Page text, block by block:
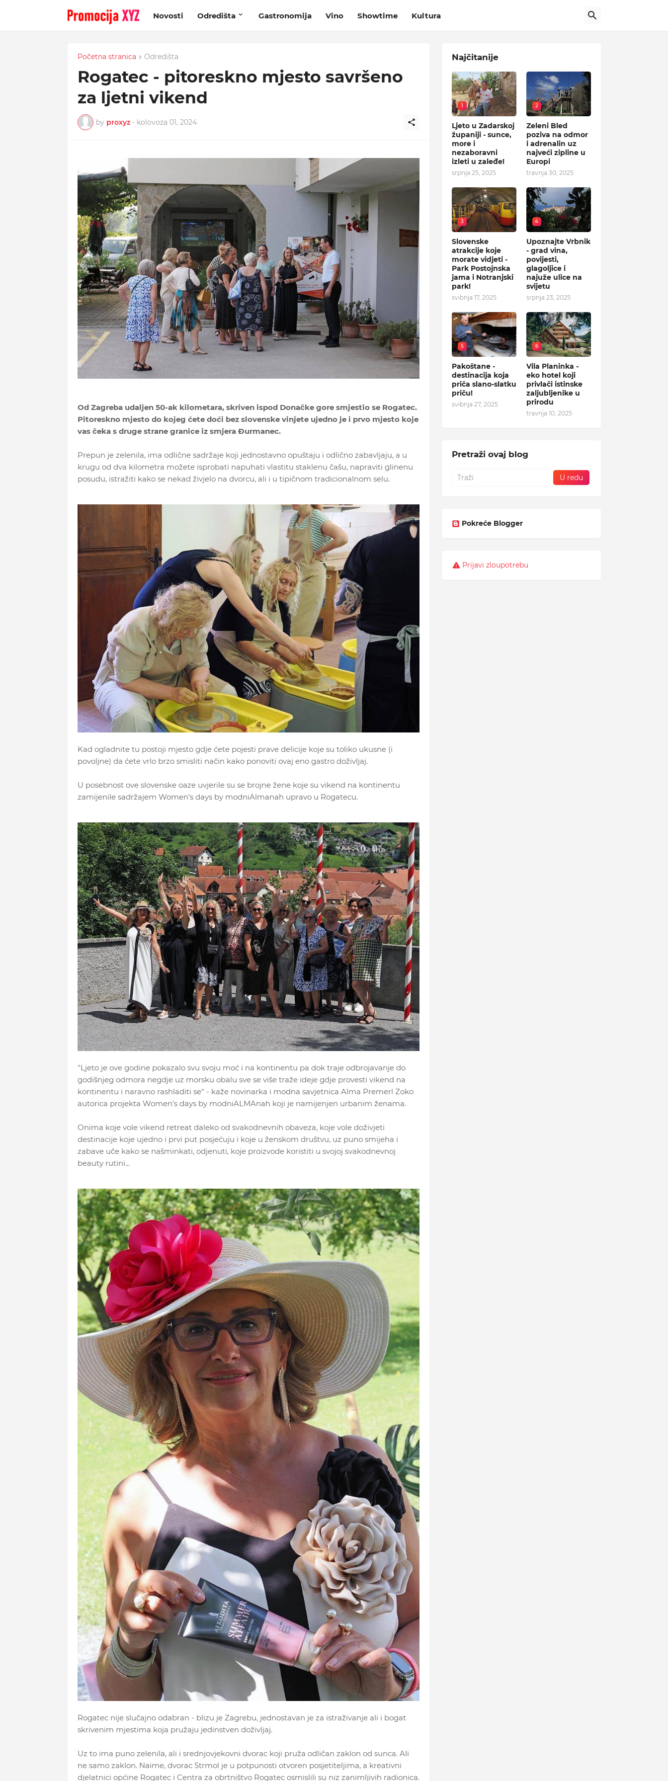
Novosti Odredišta Gastronomija Vino Showtime Kultura
Početna stranica Odredišta
Rogatec - pitoreskno mjesto savršeno
za ljetni vikend
by proxyz - kolovoza 01, 2024
Od Zagreba udaljen 50-ak kilometara, skriven ispod Donačke gore smjestio se Rogatec.
Pitoreskno mjesto do kojeg ćete doći bez slovenske vinjete ujedno je i prvo mjesto koje
vas čeka s druge strane granice iz smjera Đurmanec.
Prepun je zelenila, ima odlične sadržaje koji jednostavno opuštaju i odlično zabavljaju, a u
krugu od dva kilometra možete isprobati napuhati vlastitu staklenu čašu, napraviti glinenu
posudu, istražiti kako se nekad živjelo na dvorcu, ali i u tipičnom tradicionalnom selu.
Kad ogladnite tu postoji mjesto gdje ćete pojesti prave delicije koje su toliko ukusne (i
povoljne) da ćete vrlo brzo smisliti način kako ponoviti ovaj eno gastro doživljaj.
U posebnost ove slovenske oaze uvjerile su se brojne žene koje su vikend na kontinentu
zamijenile sadržajem Women's days by modniAlmanah upravo u Rogatecu.
"Ljeto je ove godine pokazalo svu svoju moć i na kontinentu pa dok traje odbrojavanje do
godišnjeg odmora negdje uz morsku obalu sve se više traže ideje gdje provesti vikend na
kontinentu i naravno rashladiti se" - kaže novinarka i modna savjetnica Alma Premerl Zoko
autorica projekta Women's days by modniALMAnah koji je namijenjen urbanim ženama.
Onima koje vole vikend retreat daleko od svakodnevnih obaveza, koje vole doživjeti
destinacije koje ujedno i prvi put posjećuju i koje u ženskom društvu, uz puno smijeha i
zabave uče kako se našminkati, odjenuti, koje proizvode koristiti u svojoj svakodnevnoj
beauty rutini...
Rogatec nije slučajno odabran - blizu je Zagrebu, jednostavan je za istraživanje ali i bogat
skrivenim mjestima koja pružaju jedinstven doživljaj.
Uz to ima puno zelenila, ali i srednjovjekovni dvorac koji pruža odličan zaklon od sunca. Ali
ne samo zaklon. Naime, dvorac Strmol je u potpunosti otvoren posjetiteljima, a kreativni
djelatnici općine Rogatec i Centra za obrtništvo Rogatec osmislili su niz zanimljivih radionica.
Najčitanije
1
Ljeto u Zadarskoj
županiji - sunce,
more i
nezaboravni
izleti u zaleđe!
srpnja 25, 2025
2
Zeleni Bled
poziva na odmor
i adrenalin uz
najveći zipline u
Europi
travnja 30, 2025
3
Slovenske
atrakcije koje
morate vidjeti -
Park Postojnska
jama i Notranjski
park!
svibnja 17, 2025
4
Upoznajte Vrbnik
- grad vina,
povijesti,
glagoljice i
najuže ulice na
svijetu
srpnja 23, 2025
5
Pakoštane -
destinacija koja
priča slano-slatku
priču!
svibnja 27, 2025
6
Vila Planinka -
eko hotel koji
privlači istinske
zaljubljenike u
prirodu
travnja 10, 2025
Pretraži ovaj blog
Pokreće Blogger
Prijavi zloupotrebu